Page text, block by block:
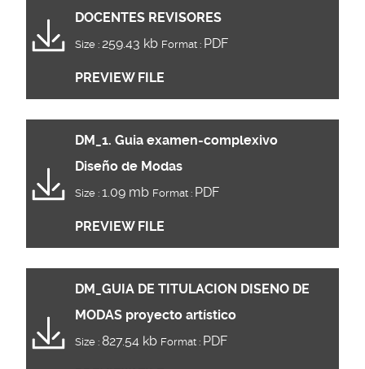
DOCENTES REVISORES
Size : 259.43 kb Format : PDF
PREVIEW FILE
DM_1. Guia examen-complexivo
Diseño de Modas
Size : 1.09 mb Format : PDF
PREVIEW FILE
DM_GUIA DE TITULACION DISENO DE
MODAS proyecto artístico
Size : 827.54 kb Format : PDF